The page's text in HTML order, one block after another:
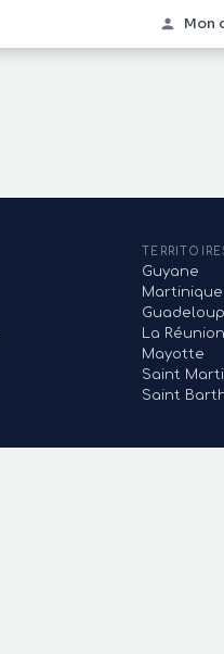
Mon
Guyane
Martinique
La Réunion
Mayotte
Saint
Saint